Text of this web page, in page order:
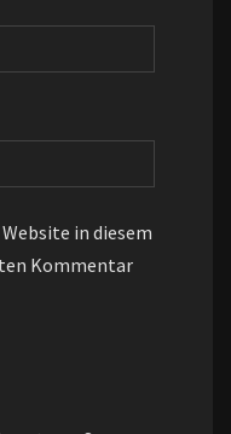
in diesem
Kommentar